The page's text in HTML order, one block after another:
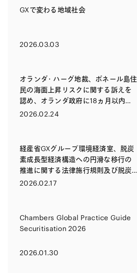
GXで変わる地域社会
2026.03.03
オランダ・ハーグ地裁、ボネール島住
民の海面上昇リスクに関する訴えを
認め、オランダ政府に18ヵ月以内の
削減目標法制化等を義務付ける旨の
2026.02.24
経産省GXグループ環境経済室、脱炭
素成長型経済構造への円滑な移行の
推進に関する法律施行規則及び脱炭
素成長型経済構造移行推進機構の財
募を開始
2026.02.17
Chambers Global Practice Guide
Securitisation 2026
2026.01.30